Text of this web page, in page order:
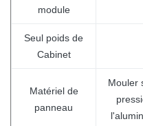
module
Seul poids de
Cabinet
Matériel de
panneau
Mouler